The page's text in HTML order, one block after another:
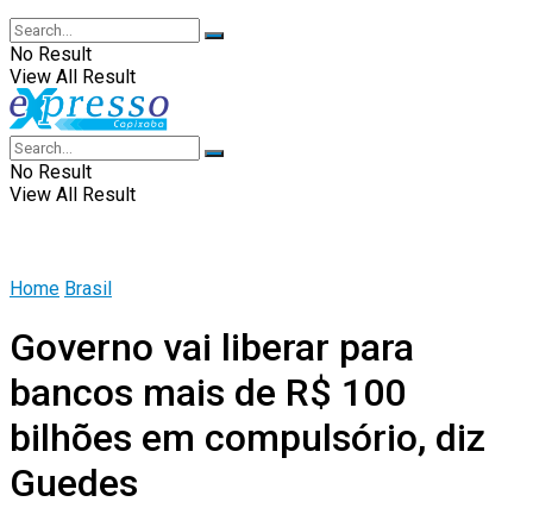
No Result
View All Result
No Result
View All Result
Home Brasil
Governo vai liberar para
bancos mais de R$ 100
bilhões em compulsório, diz
Guedes